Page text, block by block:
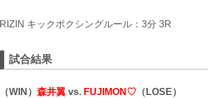
RIZIN キックボクシングルール：3分 3R
試合結果
（WIN） 森井翼 vs. FUJIMON♡ （LOSE）